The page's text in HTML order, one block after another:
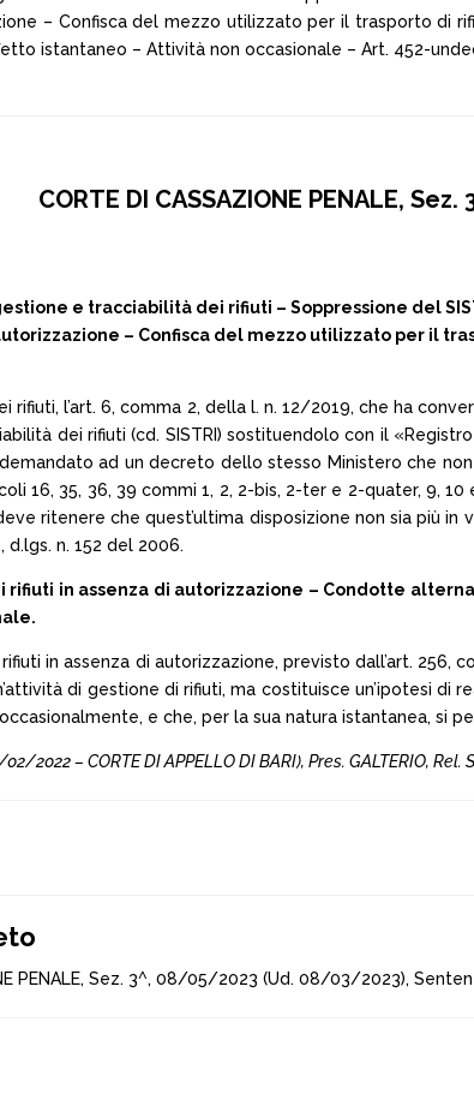
– Confisca del mezzo utilizzato per il trasporto di
istantaneo – Attività non occasionale – Art. 452-
CORTE DI CASSAZIONE PENALE,
e tracciabilità dei rifiuti – Soppressione del
– Confisca del mezzo utilizzato per il
rifiuti, l’art. 6, comma 2, della l. n. 12/2019, che ha
dei rifiuti (cd. SISTRI) sostituendolo con il
ad un decreto dello stesso Ministero che
16, 35, 36, 39 commi 1, 2, 2-bis, 2-ter e 2-quater, 9,
ritenere che quest’ultima disposizione non sia più
d.lgs. n. 152 del 2006.
rifiuti in assenza di autorizzazione – Condotte
in assenza di autorizzazione, previsto dall’art.
di gestione di rifiuti, ma costituisce un’ipotesi
e che, per la sua natura istantanea, si
2022 – CORTE DI APPELLO DI BARI), Pres. GALTERIO, Rel.
PENALE, Sez. 3^, 08/05/2023 (Ud. 08/03/2023),